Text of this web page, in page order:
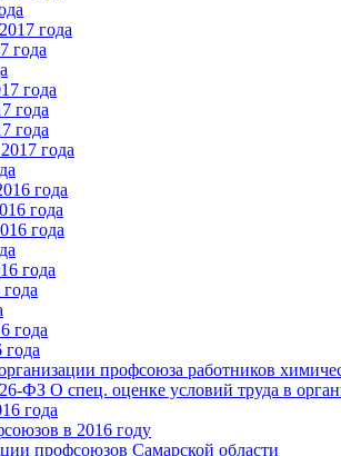
года
года
года
года
года
года
года
года
года
года
года
профсоюза работников
ФЗ О спец. оценке условий труда в
года
в 2016 году
профсоюзов Самарской области